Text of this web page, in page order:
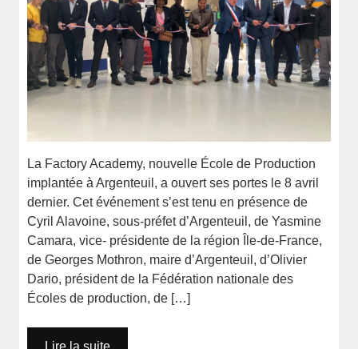
La Factory Academy, nouvelle École de Production
implantée à Argenteuil, a ouvert ses portes le 8 avril
dernier. Cet événement s’est tenu en présence de
Cyril Alavoine, sous-préfet d’Argenteuil, de Yasmine
Camara, vice- présidente de la région Île-de-France,
de Georges Mothron, maire d’Argenteuil, d’Olivier
Dario, président de la Fédération nationale des
Écoles de production, de […]